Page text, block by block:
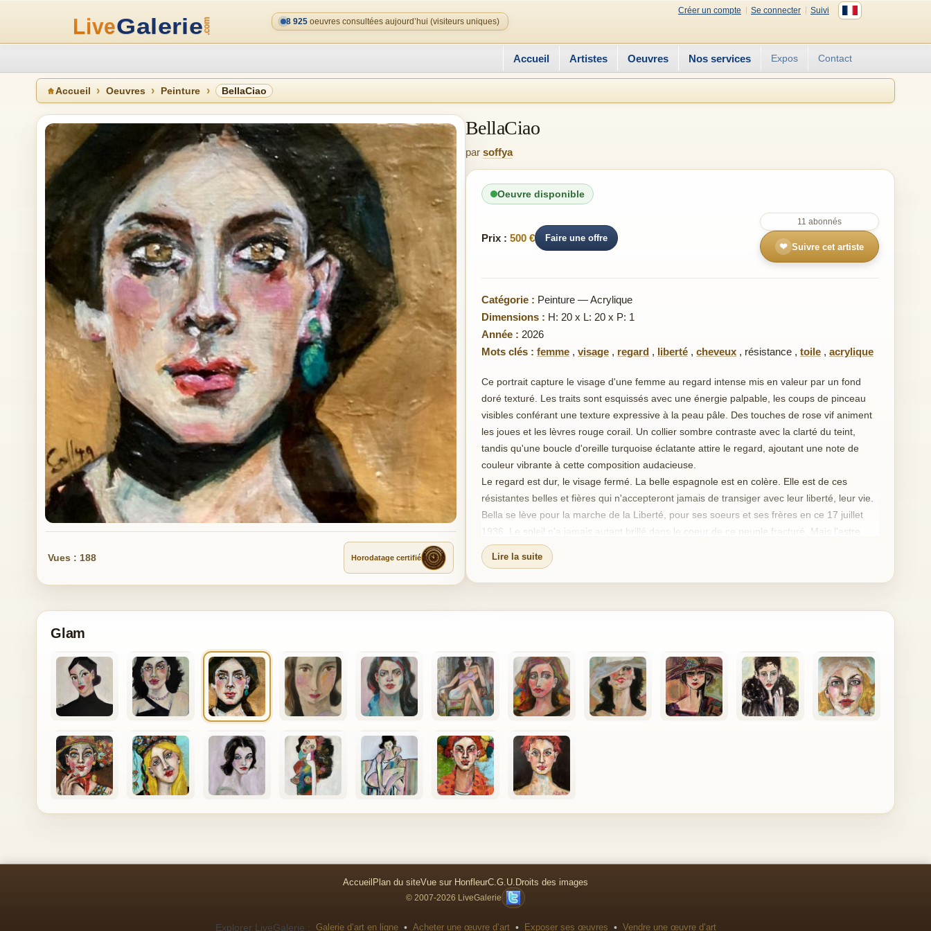
Créer un compte Se connecter
Suivi
8 925 oeuvres consultées aujourd’hui (visiteurs uniques)
Accueil Artistes Oeuvres Nos services Expos Contact
Accueil Oeuvres Peinture BellaCiao
Vues : 188 Horodatage certifié
BellaCiao
par soffya
Oeuvre disponible
Prix : 500 € Faire une offre
11 abonnés
❤ Suivre cet artiste
Catégorie : Peinture — Acrylique
Dimensions : H: 20 x L: 20 x P: 1
Année : 2026
Mots clés : femme , visage , regard , liberté , cheveux , résistance , toile , acrylique
Ce portrait capture le visage d'une femme au regard intense mis en valeur par un fond
doré texturé. Les traits sont esquissés avec une énergie palpable, les coups de pinceau
visibles conférant une texture expressive à la peau pâle. Des touches de rose vif animent
les joues et les lèvres rouge corail. Un collier sombre contraste avec la clarté du teint,
tandis qu'une boucle d'oreille turquoise éclatante attire le regard, ajoutant une note de
couleur vibrante à cette composition audacieuse.
Le regard est dur, le visage fermé. La belle espagnole est en colère. Elle est de ces
résistantes belles et fières qui n'accepteront jamais de transiger avec leur liberté, leur vie.
Bella se lève pour la marche de la Liberté, pour ses soeurs et ses frères en ce 17 juillet
1936. Le soleil n'a jamais autant brillé dans le coeur de ce peuple fracturé. Mais l'astre
sera désormais bien sombre en ce début de dictature en Espagne.
Lire la suite
Glam
AccueilPlan du siteVue sur HonfleurC.G.U. Droits des images
© 2007-2026 LiveGalerie
Explorer LiveGalerie : Galerie d’art en ligne • Acheter une œuvre d’art • Exposer ses œuvres • Vendre une œuvre d’art